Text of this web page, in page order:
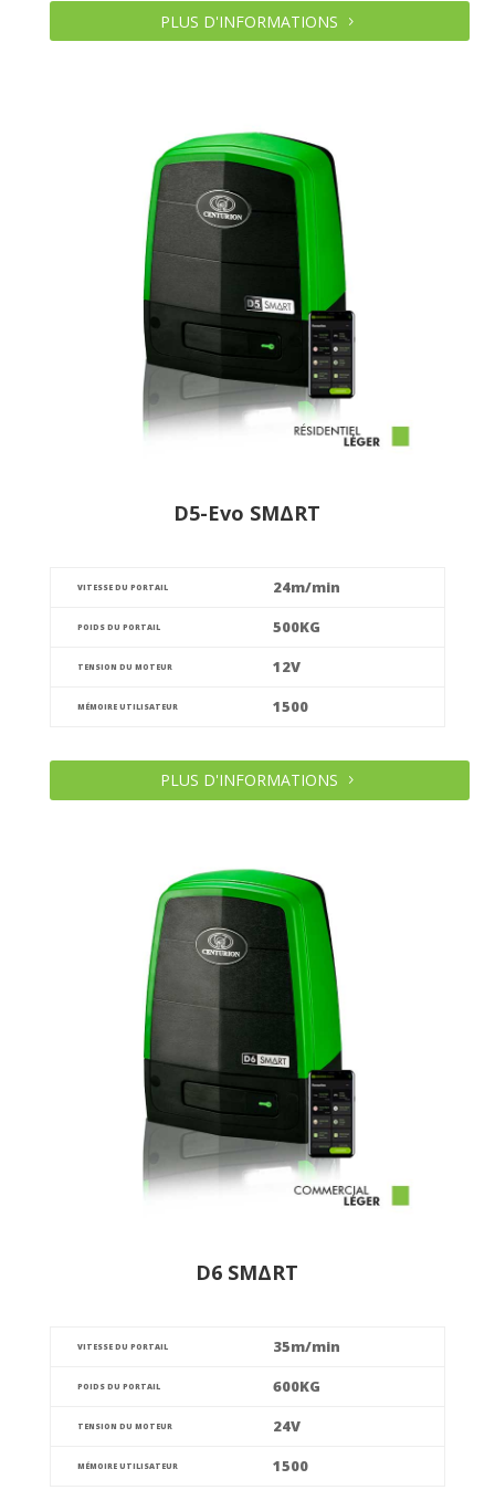
PLUS D'INFORMATIONS
D5-Evo SMΔRT
VITESSE DU PORTAIL 24m/min
POIDS DU PORTAIL 500KG
TENSION DU MOTEUR 12V
MÉMOIRE UTILISATEUR 1500
PLUS D'INFORMATIONS
D6 SMΔRT
VITESSE DU PORTAIL 35m/min
POIDS DU PORTAIL 600KG
TENSION DU MOTEUR 24V
MÉMOIRE UTILISATEUR 1500